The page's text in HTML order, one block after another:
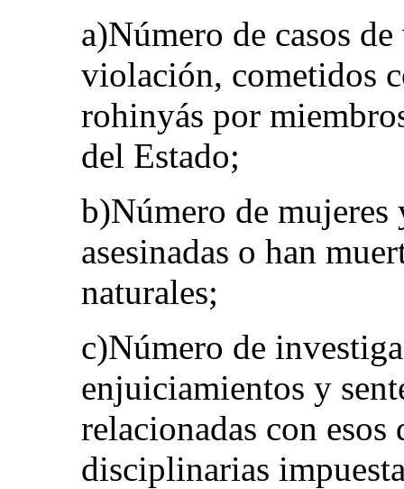
a)Número de casos
violación, cometidos
rohinyás por
del Estado;
b)Número de mujeres
asesinadas o han
naturales;
c)Número de
enjuiciamientos y
relacionadas con
disciplinarias